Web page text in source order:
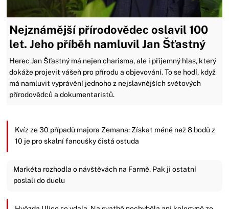
Nejznámější přírodovědec oslavil 100
let. Jeho příběh namluvil Jan Šťastný
Herec Jan Šťastný má nejen charisma, ale i příjemný hlas, který
dokáže projevit vášeň pro přírodu a objevování. To se hodí, když
má namluvit vyprávění jednoho z nejslavnějších světových
přírodovědců a dokumentaristů.
Kvíz ze 30 případů majora Zemana: Získat méně než 8 bodů z
10 je pro skalní fanoušky čistá ostuda
Markéta rozhodla o návštěvách na Farmě. Pak ji ostatní
poslali do duelu